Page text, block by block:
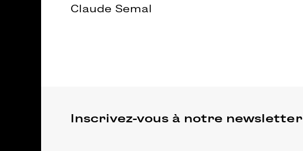
Claude Semal
Inscrivez-vous à notre newsletter